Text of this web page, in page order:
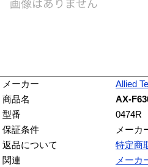
メーカー
Allied
商品名
AX-
型番
0474R
保証条件
メーカ
返品について
特定商
関連
メーカ